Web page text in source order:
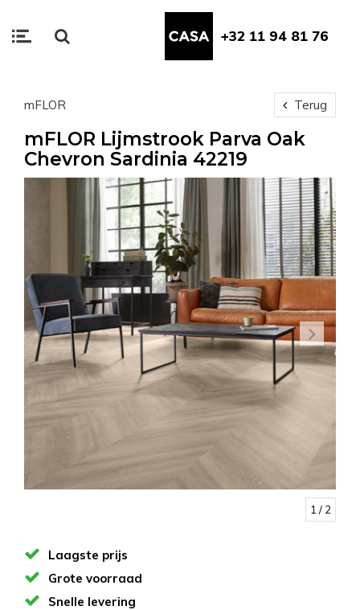
+32 11 94 81 76
mFLOR Terug
mFLOR Lijmstrook Parva Oak
Chevron Sardinia 42219
1 / 2
Laagste prijs
Grote voorraad
Snelle levering